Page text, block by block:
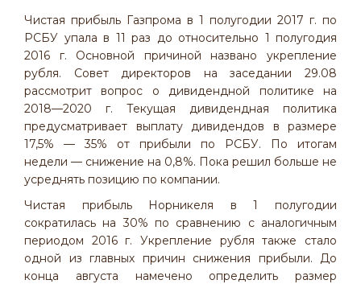
Чистая прибыль Газпрома в 1 полугодии 2017 г. по
РСБУ упала в 11 раз до относительно 1 полугодия
2016 г. Основной причиной названо укрепление
рубля. Совет директоров на заседании 29.08
рассмотрит вопрос о дивидендной политике на
2018—2020 г. Текущая дивидендная политика
предусматривает выплату дивидендов в размере
17,5% — 35% от прибыли по РСБУ. По итогам
недели — снижение на 0,8%. Пока решил больше не
усреднять позицию по компании.
Чистая прибыль Норникеля в 1 полугодии
сократилась на 30% по сравнению с аналогичным
периодом 2016 г. Укрепление рубля также стало
одной из главных причин снижения прибыли. До
конца августа намечено определить размер